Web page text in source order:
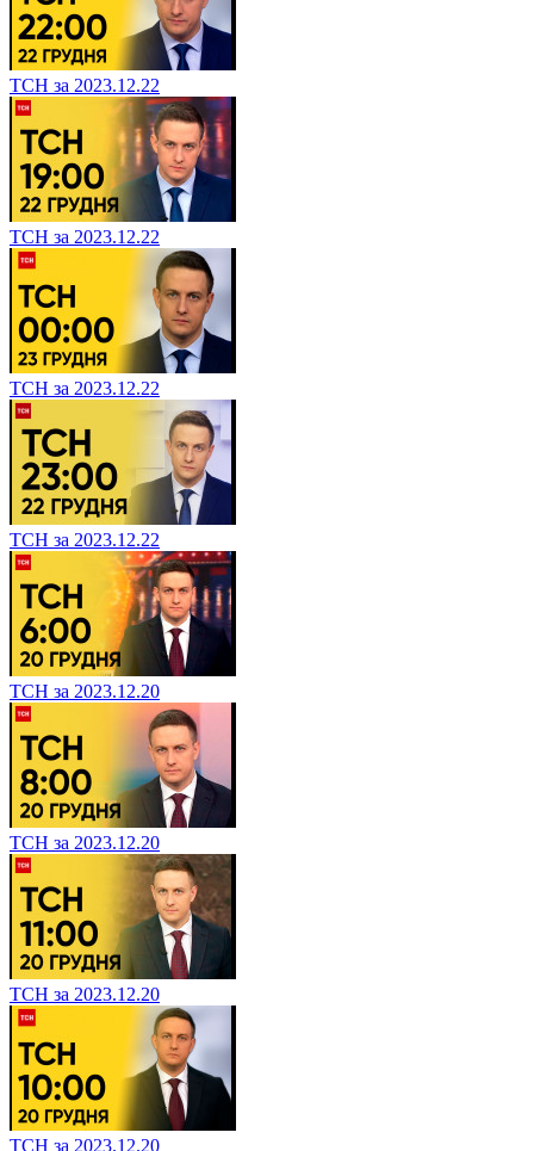
ТСН за 2023.12.22
ТСН за 2023.12.22
ТСН за 2023.12.22
ТСН за 2023.12.22
ТСН за 2023.12.20
ТСН за 2023.12.20
ТСН за 2023.12.20
ТСН за 2023.12.20